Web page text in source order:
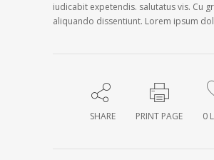
iudicabit expetendis. salutatus vis. Cu
aliquando dissentiunt. Lorem ipsum
SHARE PRINT PAGE 0